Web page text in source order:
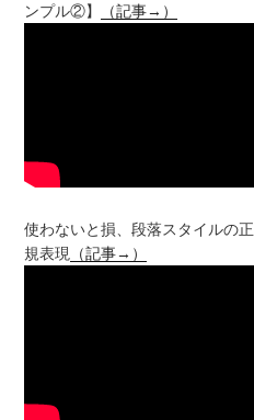
ンプル②】
（記事→）
使わないと損、段落スタイルの正
規表現
（記事→）